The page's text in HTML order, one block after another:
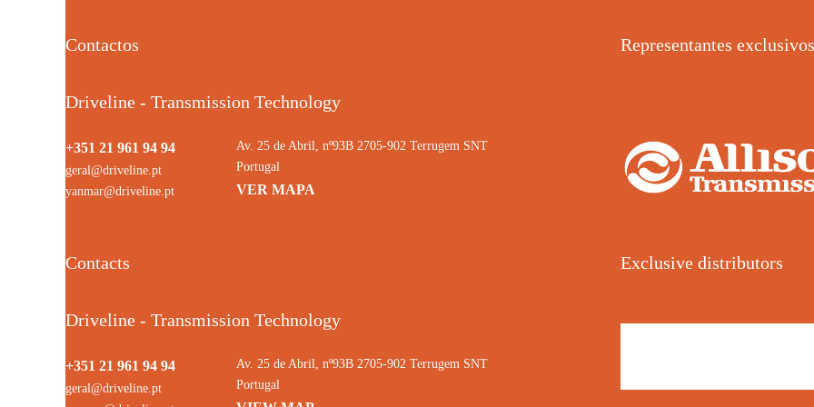
Contactos
Driveline - Transmission Technology
+351 21 961 94 94
geral@driveline.pt
yanmar@driveline.pt
Av. 25 de Abril, nº93B 2705-902 Terrugem SNT
Portugal
VER MAPA
Representantes exclusivos
Contacts
Driveline - Transmission Technology
+351 21 961 94 94
geral@driveline.pt
Av. 25 de Abril, nº93B 2705-902 Terrugem SNT
Portugal
Exclusive distributors